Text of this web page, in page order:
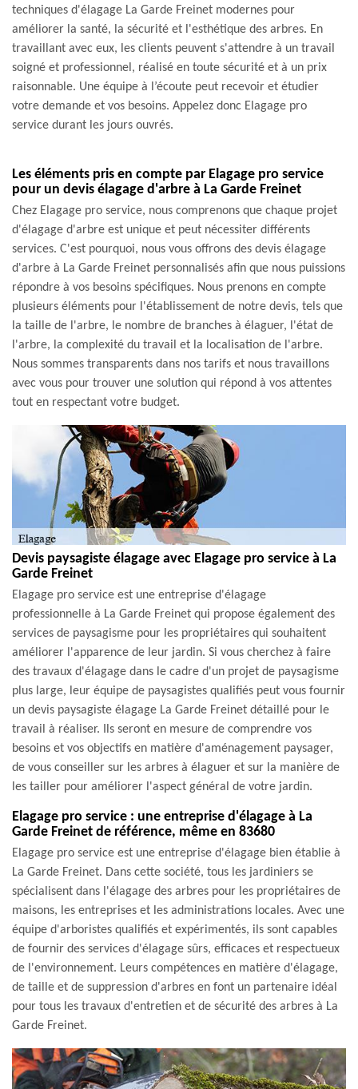
techniques d'élagage La Garde Freinet modernes pour
améliorer la santé, la sécurité et l'esthétique des arbres. En
travaillant avec eux, les clients peuvent s'attendre à un travail
soigné et professionnel, réalisé en toute sécurité et à un prix
raisonnable. Une équipe à l’écoute peut recevoir et étudier
votre demande et vos besoins. Appelez donc Elagage pro
service durant les jours ouvrés.
Les éléments pris en compte par Elagage pro service
pour un devis élagage d'arbre à La Garde Freinet
Chez Elagage pro service, nous comprenons que chaque projet
d'élagage d'arbre est unique et peut nécessiter différents
services. C'est pourquoi, nous vous offrons des devis élagage
d'arbre à La Garde Freinet personnalisés afin que nous puissions
répondre à vos besoins spécifiques. Nous prenons en compte
plusieurs éléments pour l'établissement de notre devis, tels que
la taille de l'arbre, le nombre de branches à élaguer, l'état de
l'arbre, la complexité du travail et la localisation de l'arbre.
Nous sommes transparents dans nos tarifs et nous travaillons
avec vous pour trouver une solution qui répond à vos attentes
tout en respectant votre budget.
Devis paysagiste élagage avec Elagage pro service à La
Garde Freinet
Elagage pro service est une entreprise d'élagage
professionnelle à La Garde Freinet qui propose également des
services de paysagisme pour les propriétaires qui souhaitent
améliorer l'apparence de leur jardin. Si vous cherchez à faire
des travaux d'élagage dans le cadre d'un projet de paysagisme
plus large, leur équipe de paysagistes qualifiés peut vous fournir
un devis paysagiste élagage La Garde Freinet détaillé pour le
travail à réaliser. Ils seront en mesure de comprendre vos
besoins et vos objectifs en matière d'aménagement paysager,
de vous conseiller sur les arbres à élaguer et sur la manière de
les tailler pour améliorer l'aspect général de votre jardin.
Elagage pro service : une entreprise d'élagage à La
Garde Freinet de référence, même en 83680
Elagage pro service est une entreprise d'élagage bien établie à
La Garde Freinet. Dans cette société, tous les jardiniers se
spécialisent dans l'élagage des arbres pour les propriétaires de
maisons, les entreprises et les administrations locales. Avec une
équipe d'arboristes qualifiés et expérimentés, ils sont capables
de fournir des services d'élagage sûrs, efficaces et respectueux
de l'environnement. Leurs compétences en matière d'élagage,
de taille et de suppression d'arbres en font un partenaire idéal
pour tous les travaux d'entretien et de sécurité des arbres à La
Garde Freinet.